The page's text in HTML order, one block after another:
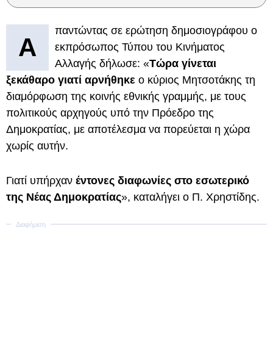
Α
παντώντας σε ερώτηση δημοσιογράφου ο
εκπρόσωπος Τύπου του Κινήματος
Αλλαγής δήλωσε: «Τώρα γίνεται
ξεκάθαρο γιατί αρνήθηκε ο κύριος Μητσοτάκης τη
διαμόρφωση της κοινής εθνικής γραμμής, με τους
πολιτικούς αρχηγούς υπό την Πρόεδρο της
Δημοκρατίας, με αποτέλεσμα να πορεύεται η χώρα
χωρίς αυτήν.
Γιατί υπήρχαν έντονες διαφωνίες στο εσωτερικό
της Νέας Δημοκρατίας», καταλήγει ο Π. Χρηστίδης.